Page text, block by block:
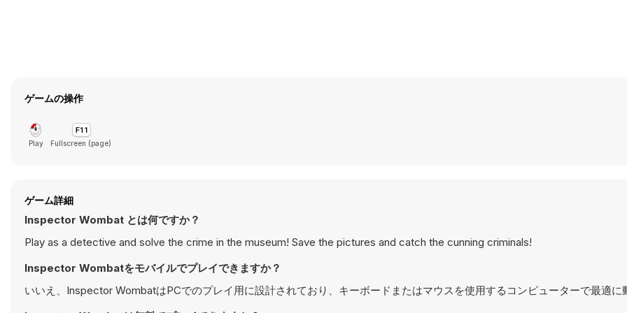
ゲームの操作
Play Fullscreen (page)
ゲーム詳細
Inspector Wombat とは何ですか？
Play as a detective and solve the crime in the museum! Save the pictures and catch the cunning criminals!
Inspector Wombatをモバイルでプレイできますか？
いいえ、Inspector WombatはPCでのプレイ用に設計されており、キーボードまたはマウスを使用するコンピューターで最適に